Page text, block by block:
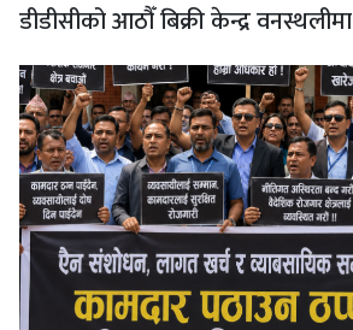
डीडीसीको आठौँ बिक्री केन्द्र वनस्थलीमा